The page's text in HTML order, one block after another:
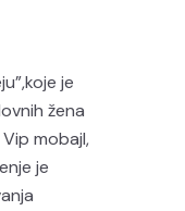
je
žena
mobajl,
je